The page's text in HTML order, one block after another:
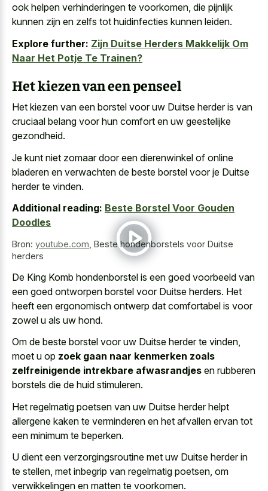
ook helpen verhinderingen te voorkomen, die pijnlijk
kunnen zijn en zelfs tot huidinfecties kunnen leiden.
Explore further: Zijn Duitse Herders Makkelijk Om
Naar Het Potje Te Trainen?
Het kiezen van een penseel
Het kiezen van een borstel voor uw Duitse herder is van
cruciaal belang voor hun comfort en uw geestelijke
gezondheid.
Je kunt niet zomaar door een dierenwinkel of online
bladeren en verwachten de beste borstel voor je Duitse
herder te vinden.
Additional reading: Beste Borstel Voor Gouden
Doodles
Bron: youtube.com Beste hondenborstels voor Duitse
herders
De King Komb hondenborstel is een goed voorbeeld van
een goed ontworpen borstel voor Duitse herders. Het
heeft een ergonomisch ontwerp dat comfortabel is voor
zowel u als uw hond.
Om de beste borstel voor uw Duitse herder te vinden,
moet u op zoek gaan naar kenmerken zoals
zelfreinigende intrekbare afwasrandjes en rubberen
borstels die de huid stimuleren.
Het regelmatig poetsen van uw Duitse herder helpt
allergene kaken te verminderen en het afvallen ervan tot
een minimum te beperken.
U dient een verzorgingsroutine met uw Duitse herder in
te stellen, met inbegrip van regelmatig poetsen, om
verwikkelingen en matten te voorkomen.